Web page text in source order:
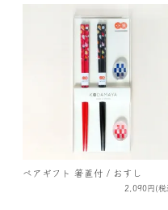
ペアギフト 箸置付 / おすし
2,090円(税